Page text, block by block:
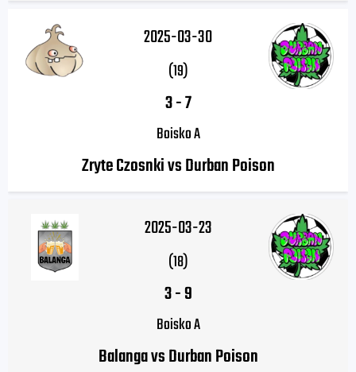
2025-03-30
(19)
3-7
Boisko A
Zryte Czosnki vs Durban Poison
2025-03-23
(18)
3-9
Boisko A
Balanga vs Durban Poison